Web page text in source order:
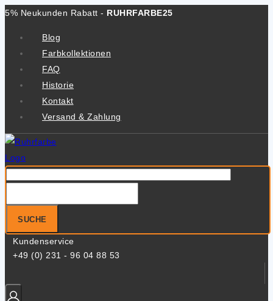
Zum
5% Neukunden Rabatt - RUHRFARBE25
Blog
Farbkollektionen
FAQ
Historie
Kontakt
Versand & Zahlung
nach:
SUCHE
Kundenservice
+49 (0) 231 - 96 04 88 53